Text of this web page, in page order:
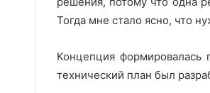
Тогда мне стало ясно, что
Концепция формировалась
технический план был